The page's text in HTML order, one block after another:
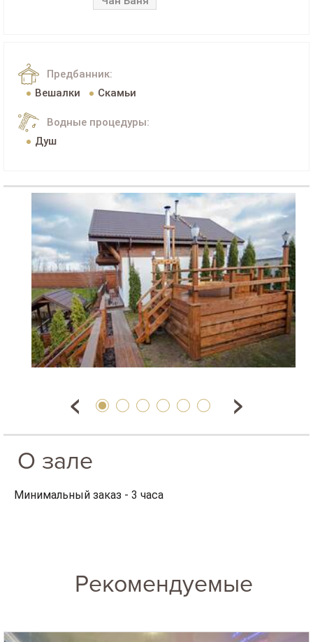
Предбанник:
Вешалки
Скамьи
Водные процедуры:
Душ
О зале
Минимальный заказ - 3 часа
Рекомендуемые